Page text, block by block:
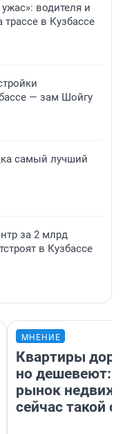
водителя и
в Кузбассе
— зам Шойгу
самый лучший
за 2 млрд
в Кузбассе
МНЕНИЕ
Квартиры
но дешевеют:
рынок
сейчас такой